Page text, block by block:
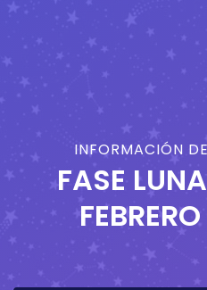
INFORMACIÓN
FASE